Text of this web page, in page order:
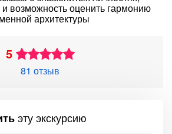
возможность оценить гармонию
архитектуры
5
81 отзыв
эту экскурсию